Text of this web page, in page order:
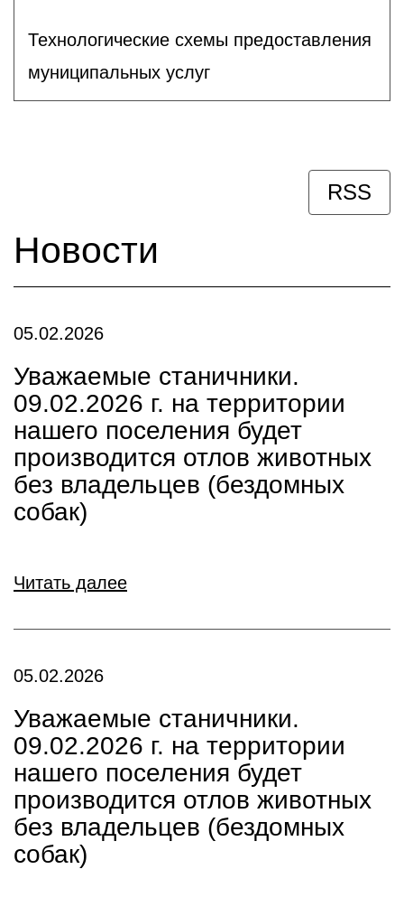
Технологические схемы предоставления
муниципальных услуг
RSS
Новости
05.02.2026
Уважаемые станичники.
09.02.2026 г. на территории
нашего поселения будет
производится отлов животных
без владельцев (бездомных
собак)
Читать далее
05.02.2026
Уважаемые станичники.
09.02.2026 г. на территории
нашего поселения будет
производится отлов животных
без владельцев (бездомных
собак)